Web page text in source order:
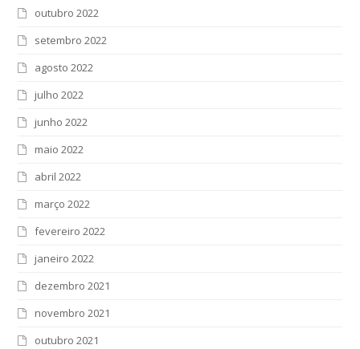
outubro 2022
setembro 2022
agosto 2022
julho 2022
junho 2022
maio 2022
abril 2022
março 2022
fevereiro 2022
janeiro 2022
dezembro 2021
novembro 2021
outubro 2021